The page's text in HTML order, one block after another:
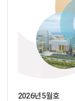
2026년 5월호